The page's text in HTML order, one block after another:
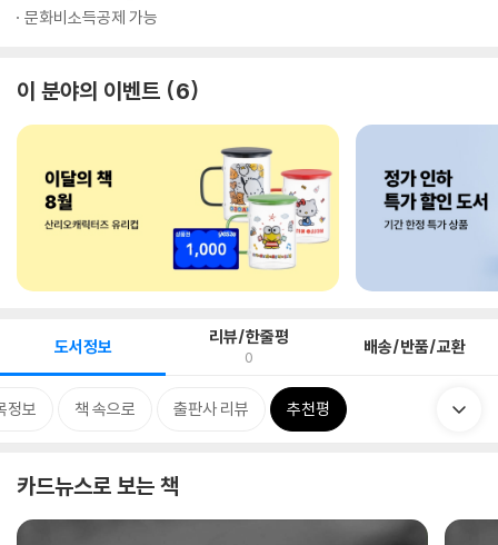
문화비소득공제 가능
이 분야의 이벤트 6
도서정보 리뷰/한줄평
0 배송/반품/교환
정보 책 속으로 출판사 리뷰 추천평
카드뉴스로 보는 책